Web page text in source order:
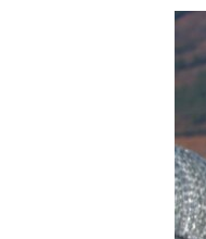
ອິດສະຫຼະພາບດ້ານການຂ່າວ
ວິທະຍາສາດ-ເທັກໂນໂລຈີ